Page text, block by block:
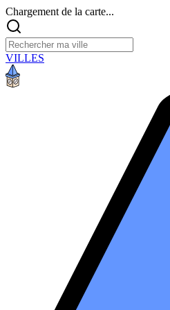
Chargement de la carte...
VILLES